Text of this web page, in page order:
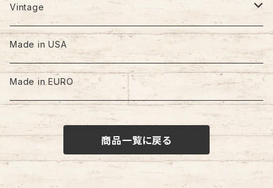
Vintage
60s-70s
80s
00s
Made in USA
Made in EURO
商品一覧に戻る